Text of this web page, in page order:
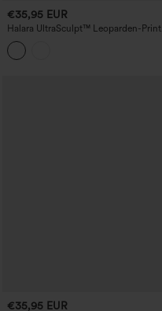
€35,95 EUR
Halara UltraSculpt™ Leoparden-Print
Yoga-Tanktop, U-Ausschnitt, mit
integriertem BH, Cut-out, kurz
geschnitten
€35,95 EUR